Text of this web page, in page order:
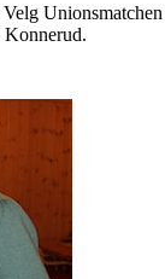
Unionsmatchen
Konnerud.